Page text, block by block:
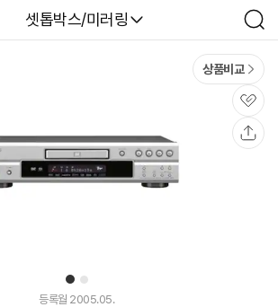
다나와
셋톱박스/미러링
검
색
1 2
상품비교
관
심
등록월 2005.05.